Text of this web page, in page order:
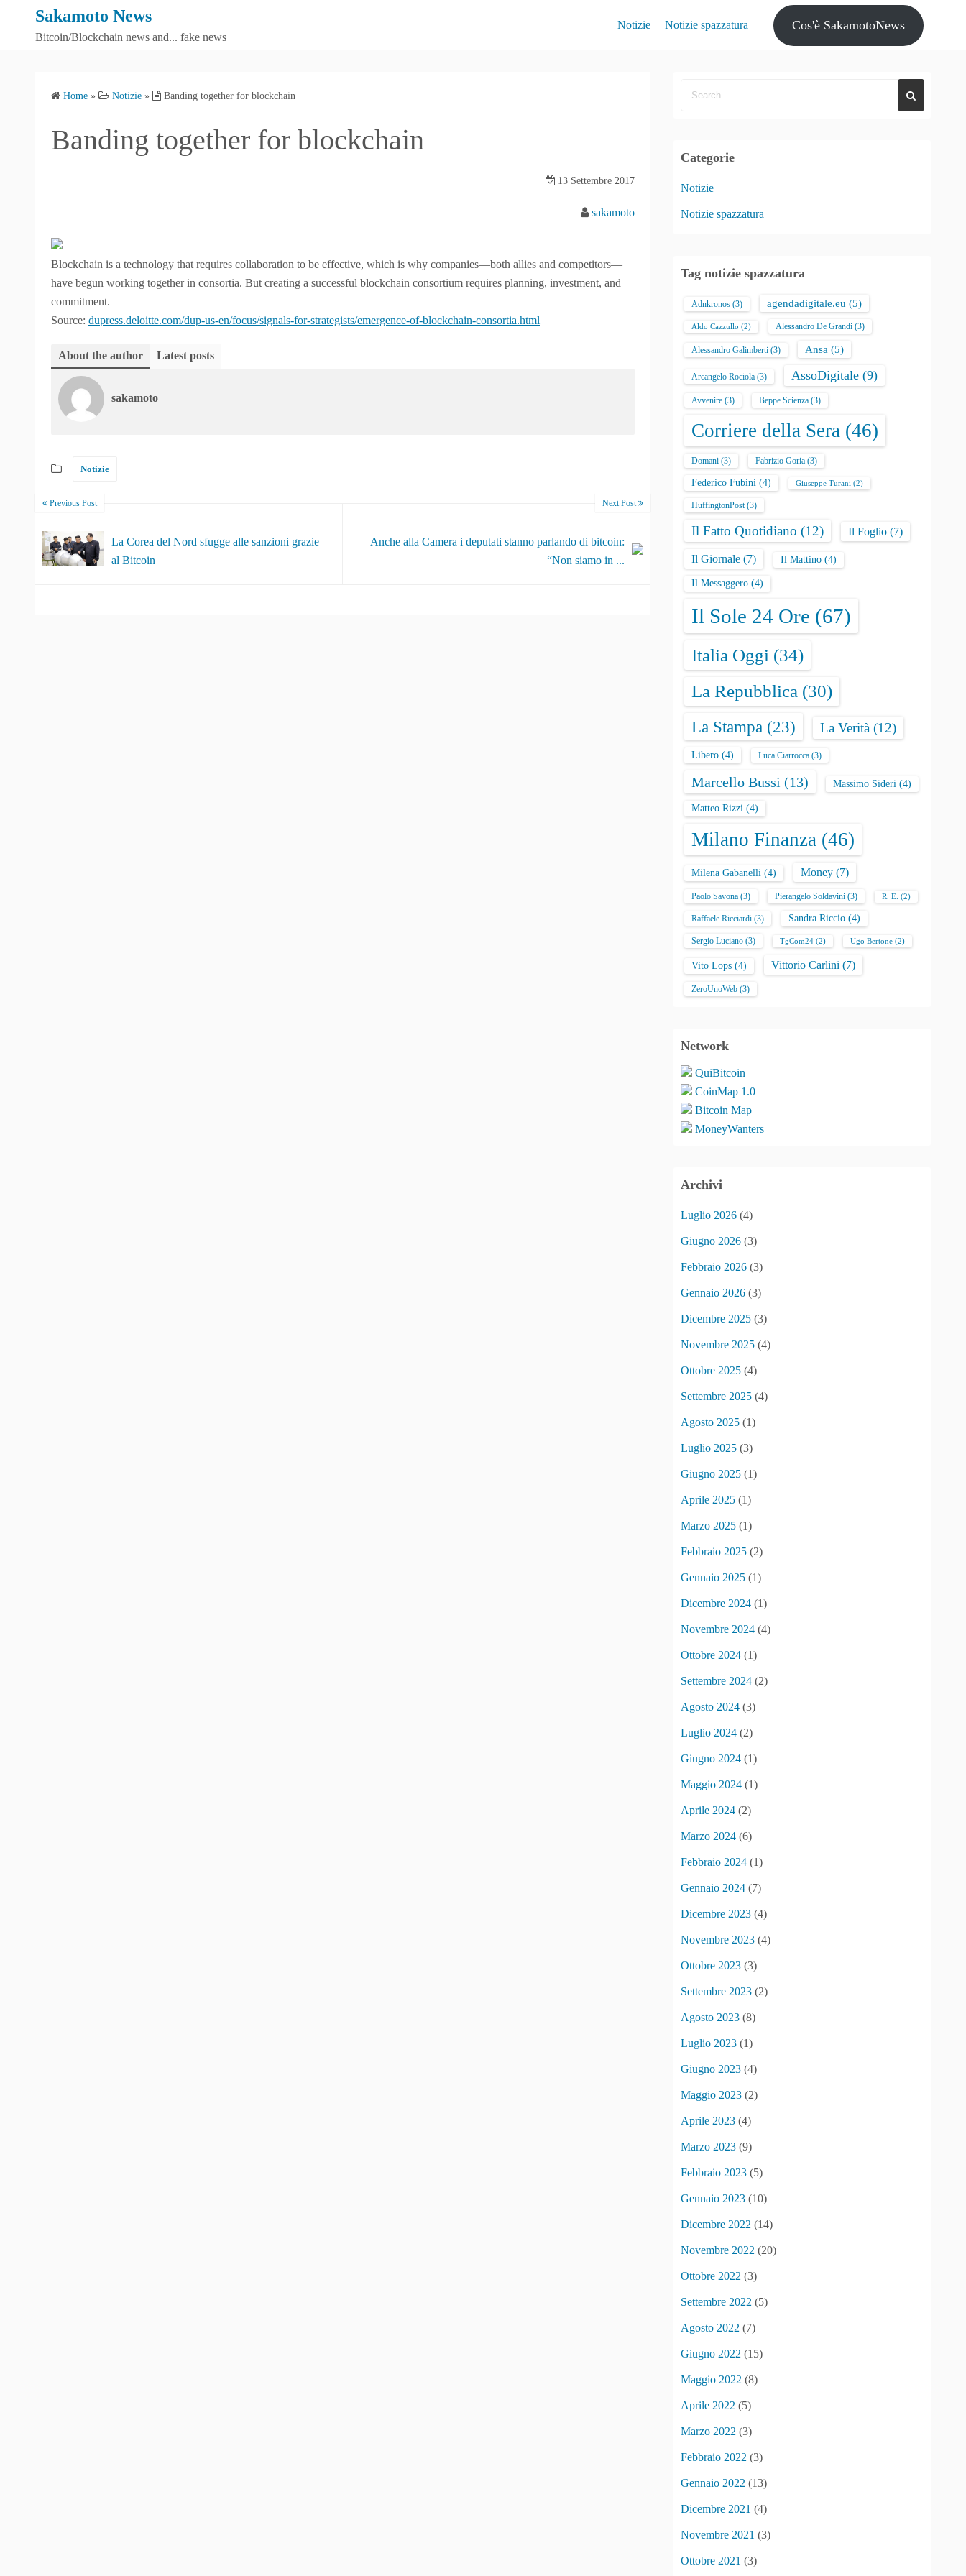
Sakamoto News
Bitcoin/Blockchain news and... fake news
Notizie Notizie spazzatura Cos'è SakamotoNews
Home » Notizie » Banding together for blockchain
Banding together for blockchain
13 Settembre 2017
sakamoto
Blockchain is a technology that requires collaboration to be effective, which is why companies—both allies and competitors—
have begun working together in consortia. But creating a successful blockchain consortium requires planning, investment, and
commitment.​
Source: dupress.deloitte.com/dup-us-en/focus/signals-for-strategists/emergence-of-blockchain-consortia.html
About the author Latest posts
sakamoto
Notizie
Previous Post
La Corea del Nord sfugge alle sanzioni grazie
al Bitcoin
Next Post
Anche alla Camera i deputati stanno parlando di bitcoin:
“Non siamo in ...
Categorie
Notizie
Notizie spazzatura
Tag notizie spazzatura
Adnkronos (3) agendadigitale.eu (5)
Aldo Cazzullo (2) Alessandro De Grandi (3)
Alessandro Galimberti (3) Ansa (5)
Arcangelo Rociola (3) AssoDigitale (9)
Avvenire (3) Beppe Scienza (3)
Corriere della Sera (46)
Domani (3) Fabrizio Goria (3)
Federico Fubini (4) Giuseppe Turani (2)
HuffingtonPost(3)
Il Fatto Quotidiano (12) Il Foglio (7)
Il Giornale (7) Il Mattino (4)
Il Messaggero (4)
Il Sole 24 Ore (67)
Italia Oggi (34)
La Repubblica (30)
La Stampa (23) La Verità (12)
Libero (4) Luca Ciarrocca (3)
Marcello Bussi (13) Massimo Sideri (4)
Matteo Rizzi (4)
Milano Finanza (46)
Milena Gabanelli (4) Money (7)
Paolo Savona (3) Pierangelo Soldavini (3) R. E. (2)
Raffaele Ricciardi (3) Sandra Riccio (4)
Sergio Luciano (3) TgCom24 (2) Ugo Bertone (2)
Vito Lops (4) Vittorio Carlini (7)
ZeroUnoWeb (3)
Network
QuiBitcoin
CoinMap 1.0
Bitcoin Map
MoneyWanters
Archivi
Luglio 2026 (4)
Giugno 2026 (3)
Febbraio 2026 (3)
Gennaio 2026 (3)
Dicembre 2025 (3)
Novembre 2025 (4)
Ottobre 2025 (4)
Settembre 2025 (4)
Agosto 2025 (1)
Luglio 2025 (3)
Giugno 2025 (1)
Aprile 2025 (1)
Marzo 2025 (1)
Febbraio 2025 (2)
Gennaio 2025 (1)
Dicembre 2024 (1)
Novembre 2024 (4)
Ottobre 2024 (1)
Settembre 2024 (2)
Agosto 2024 (3)
Luglio 2024 (2)
Giugno 2024 (1)
Maggio 2024 (1)
Aprile 2024 (2)
Marzo 2024 (6)
Febbraio 2024 (1)
Gennaio 2024 (7)
Dicembre 2023 (4)
Novembre 2023 (4)
Ottobre 2023 (3)
Settembre 2023 (2)
Agosto 2023 (8)
Luglio 2023 (1)
Giugno 2023 (4)
Maggio 2023 (2)
Aprile 2023 (4)
Marzo 2023 (9)
Febbraio 2023 (5)
Gennaio 2023 (10)
Dicembre 2022 (14)
Novembre 2022 (20)
Ottobre 2022 (3)
Settembre 2022 (5)
Agosto 2022 (7)
Giugno 2022 (15)
Maggio 2022 (8)
Aprile 2022 (5)
Marzo 2022 (3)
Febbraio 2022 (3)
Gennaio 2022 (13)
Dicembre 2021 (4)
Novembre 2021 (3)
Ottobre 2021 (3)